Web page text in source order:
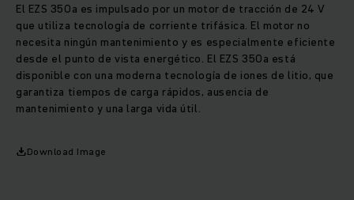
El EZS 350a es impulsado por un motor de tracción de 24 V
que utiliza tecnología de corriente trifásica. El motor no
necesita ningún mantenimiento y es especialmente eficiente
desde el punto de vista energético. El EZS 350a está
disponible con una moderna tecnología de iones de litio, que
garantiza tiempos de carga rápidos, ausencia de
mantenimiento y una larga vida útil.
Download Image